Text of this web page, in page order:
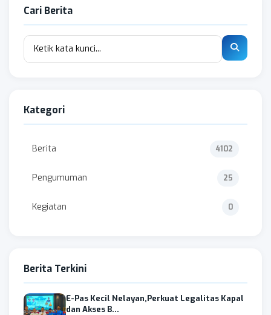
Cari Berita
Kategori
Berita 4102
Pengumuman 25
Kegiatan 0
Berita Terkini
E-Pas Kecil Nelayan,Perkuat Legalitas Kapal
dan Akses B...